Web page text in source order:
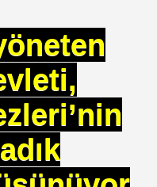
Derneği . İSTED